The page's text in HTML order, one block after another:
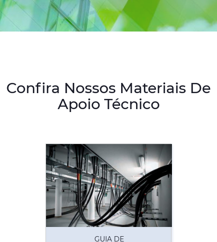
Confira Nossos Materiais De
Apoio Técnico
GUIA DE